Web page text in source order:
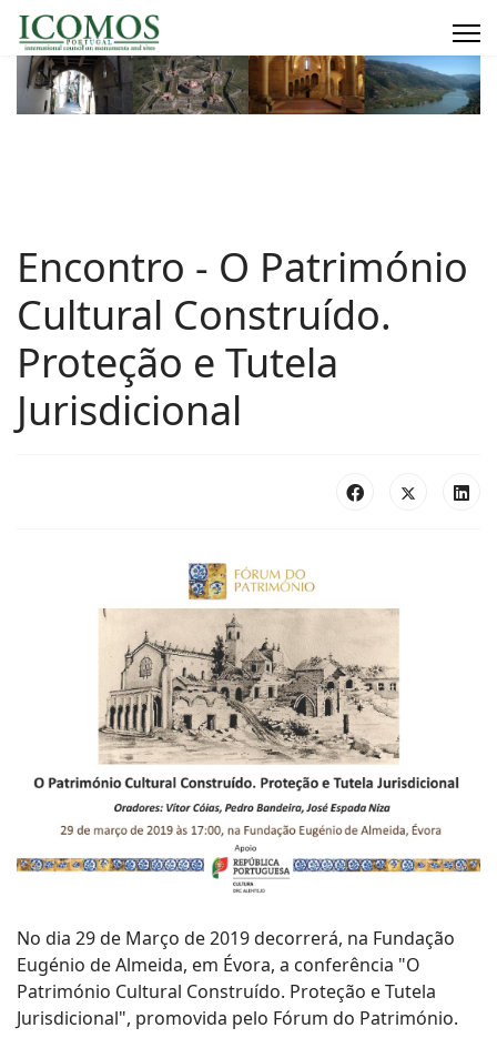
Encontro - O Património
Cultural Construído.
Proteção e Tutela
Jurisdicional
No dia 29 de Março de 2019 decorrerá, na Fundação
Eugénio de Almeida, em Évora, a conferência "O
Património Cultural Construído. Proteção e Tutela
Jurisdicional", promovida pelo Fórum do Património.